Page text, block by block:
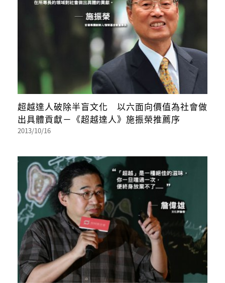
超越達人破除半盲文化 以六面向價值為社會做
出具體貢獻－《超越達人》施振榮推薦序
2013/10/16